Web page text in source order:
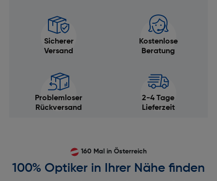
Sicherer
Versand
Kostenlose
Beratung
Problemloser
Rückversand
2-4 Tage
Lieferzeit
160 Mal in Österreich
100% Optiker in Ihrer Nähe finden